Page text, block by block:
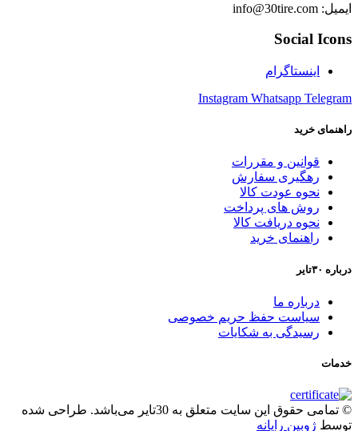
ایمیل: info@30tire.com
Social Icons
اینستاگرام
Instagram Whatsapp Telegram
راهنمای خرید
قوانین و مقررات
رهگیری سفارش
نحوه عودت کالا
روش های پرداخت
نحوه دریافت کالا
راهنمای خرید
درباره ۳۰تایر
درباره ما
سیاست حفظ حریم خصوصی
رسیدگی به شکایات
خدمات
© تمامی حقوق این سایت متعلق به 30تایر می‌باشد. طراحی شده
توسط ژوبین رایانه